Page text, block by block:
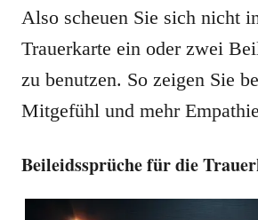
Also scheuen Sie sich nicht
Trauerkarte ein oder zwei
zu benutzen. So zeigen Sie
Mitgefühl und mehr
Beileidssprüche für die